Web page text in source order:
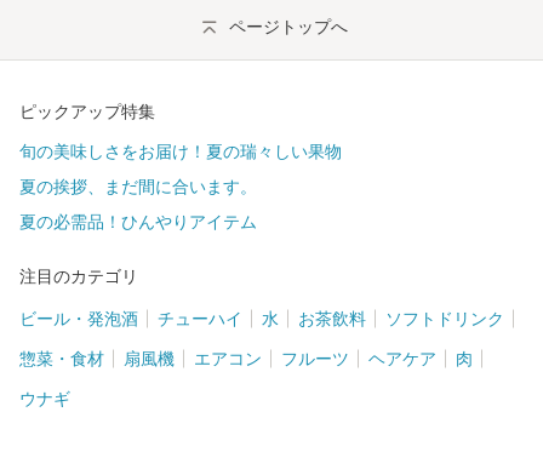
ページトップへ
ピックアップ特集
旬の美味しさをお届け！夏の瑞々しい果物
夏の挨拶、まだ間に合います。
夏の必需品！ひんやりアイテム
注目のカテゴリ
ビール・発泡酒 チューハイ 水 お茶飲料 ソフトドリンク
惣菜・食材 扇風機 エアコン フルーツ ヘアケア 肉
ウナギ